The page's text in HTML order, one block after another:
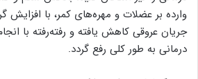
وارده بر عضلات و مهره‌های کمر، با
جریان عروقی کاهش یافته و رفته‌رفته با
درمانی به طور کلی رفع گردد.